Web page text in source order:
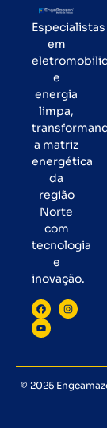
Especialistas
em
e
energia
limpa,
a matriz
energética
da
região
Norte
com
tecnologia
e
inovação.
© 2025